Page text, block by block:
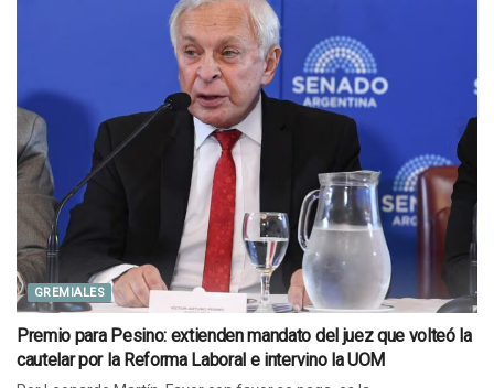
GREMIALES
Premio para Pesino: extienden mandato del juez que volteó la
cautelar por la Reforma Laboral e intervino la UOM